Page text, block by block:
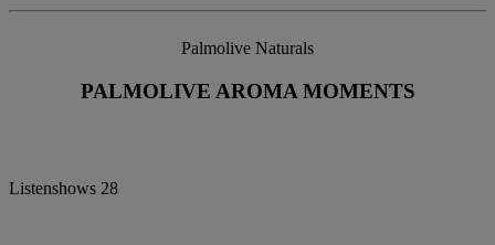
Palmolive Naturals
PALMOLIVE AROMA MOMENTS
Listenshows 28